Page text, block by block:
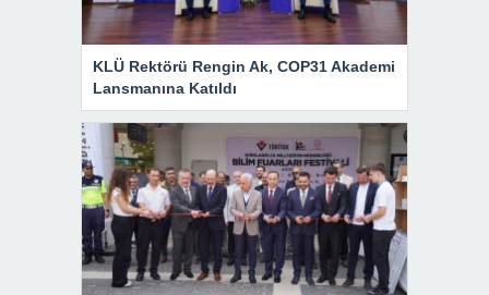
KLÜ Rektörü Rengin Ak, COP31 Akademi
Lansmanına Katıldı